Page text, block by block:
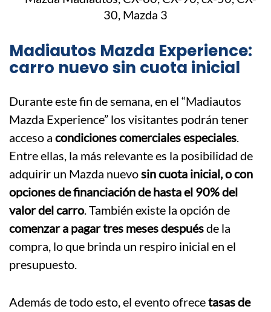
Madiautos Mazda Experience:
carro nuevo sin cuota inicial
Durante este fin de semana, en el “Madiautos
Mazda Experience” los visitantes podrán tener
acceso a condiciones comerciales especiales.
Entre ellas, la más relevante es la posibilidad de
adquirir un Mazda nuevosin cuota inicial, o con
opciones de financiación de hasta el 90% del
valor del carro. También existe la opción de
comenzar a pagar tres meses despuésde la
compra, lo que brinda un respiro inicial en el
presupuesto.
Además de todo esto, el evento ofrecetasas de